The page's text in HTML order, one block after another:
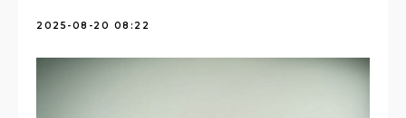
2025-08-20 08:22